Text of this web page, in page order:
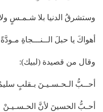
وستشرقُ الدنيا بلا شـمـسٍ
أهواكَ يا حبلَ الــنـــجاةِ
وقال من قصيدة (لبيك):
أحــبُّ الـحـسـيـنَ بـقلبٍ
أحـبُّ الحسينَ لأنَّ